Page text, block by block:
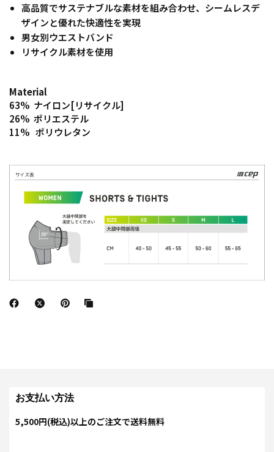
高品質でサステナブルな素材を組み合わせ、シームレスデ
ザインと優れた快適性を実現
男女別ウエストバンド
リサイクル素材を使用
Material
63% ナイロン[リサイクル]
26% ポリエステル
11% ポリウレタン
お支払い方法
5,500円(税込)以上のご注文で送料無料